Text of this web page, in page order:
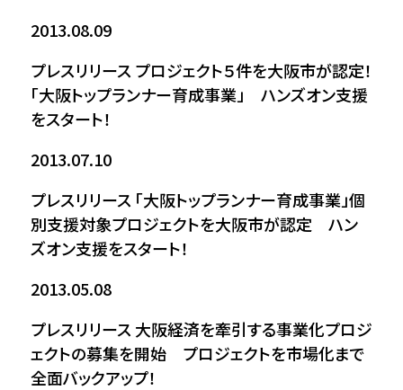
2013.08.09
プレスリリース プロジェクト５件を大阪市が認定！
「大阪トップランナー育成事業」 ハンズオン支援
をスタート！
2013.07.10
プレスリリース 「大阪トップランナー育成事業」個
別支援対象プロジェクトを大阪市が認定 ハン
ズオン支援をスタート！
2013.05.08
プレスリリース 大阪経済を牽引する事業化プロジ
ェクトの募集を開始 プロジェクトを市場化まで
全面バックアップ！